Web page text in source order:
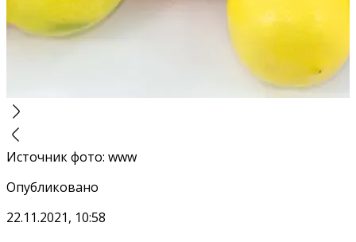
Источник фото: www
Опубликовано
22.11.2021, 10:58